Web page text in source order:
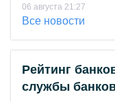
06 августа 21:27
Все новости
Рейтинг
службы